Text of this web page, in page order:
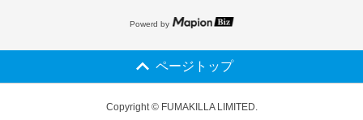
Powerd by
ページトップ
Copyright © FUMAKILLA LIMITED.